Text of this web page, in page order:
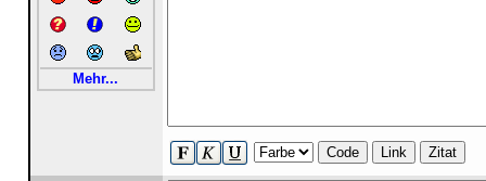
Mehr...
Code Link Zitat